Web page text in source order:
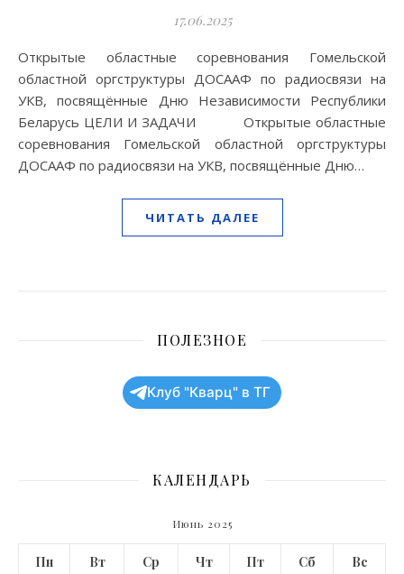
17.06.2025
Открытые областные соревнования Гомельской
областной оргструктуры ДОСААФ по радиосвязи на
УКВ, посвящённые Дню Независимости Республики
Беларусь ЦЕЛИ И ЗАДАЧИ Открытые областные
соревнования Гомельской областной оргструктуры
ДОСААФ по радиосвязи на УКВ, посвящённые Дню…
ЧИТАТЬ ДАЛЕЕ
ПОЛЕЗНОЕ
Клуб "Кварц" в ТГ
КАЛЕНДАРЬ
Июнь 2025
Пн Вт Ср Чт Пт Сб Вс